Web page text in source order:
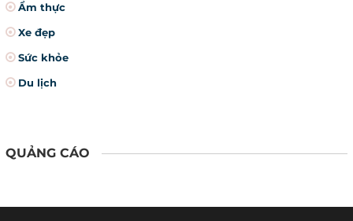
Ẩm thực
Xe đẹp
Sức khỏe
Du lịch
QUẢNG CÁO